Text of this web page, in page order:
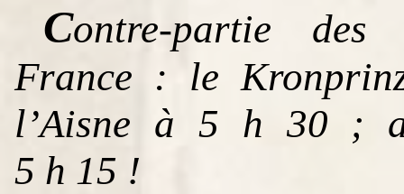
Contre-partie des
France : le
l’Aisne à 5 h 30 ;
5 h 15 !